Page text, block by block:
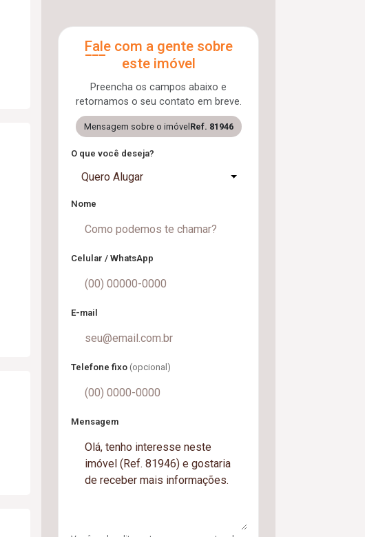
Fale com a gente sobre
este imóvel
Preencha os campos abaixo e
retornamos o seu contato em breve.
Mensagem sobre o imóvel Ref. 81946
O que você deseja?
Quero Alugar
Nome
Celular / WhatsApp
E-mail
Telefone fixo (opcional)
Mensagem